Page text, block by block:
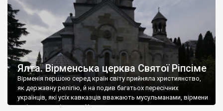
Ялта. Вірменська церква Святої Ріпсіме
Вірменія першою серед країн світу прийняла християнство,
як державну релігію, й на подив багатьох пересічних
українців, які усіх кавказців вважають мусульманами, вірмени
є відданими вірянами Христа